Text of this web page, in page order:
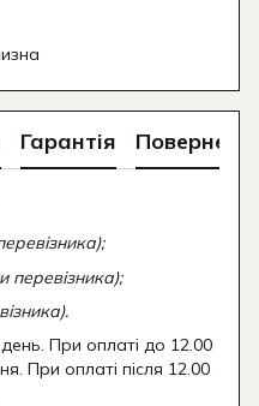
Гарантія
перевізника);
При оплаті до 12.00
При оплаті після 12.00